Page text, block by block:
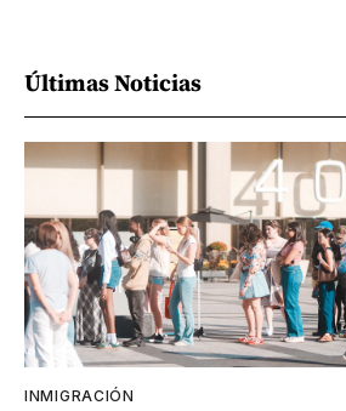
Últimas Noticias
INMIGRACIÓN